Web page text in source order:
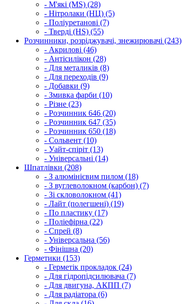
- М'які (MS) (28)
- Нітролаки (НЦ) (5)
- Поліуретанові (7)
- Тверді (HS) (55)
Розчинники, розріджувачі, знежирювачі (243)
- Акрилові (46)
- Антісилікон (28)
- Для металиків (8)
- Для переходів (9)
- Добавки (9)
- Змивка фарби (10)
- Різне (23)
- Розчинник 646 (20)
- Розчинник 647 (35)
- Розчинник 650 (18)
- Сольвент (10)
- Уайт-спіріт (13)
- Універсальні (14)
Шпатлівки (208)
- З алюмінієвим пилом (18)
- З вуглеволокном (карбон) (7)
- Зі скловолокном (41)
- Лайт (полегшені) (19)
- По пластику (17)
- Поліефірна (22)
- Спрей (8)
- Універсальна (56)
- Фінішна (20)
Герметики (153)
- Герметік прокладок (24)
- Для гідропідсилювача (7)
- Для двигуна, АКПП (7)
- Для радіатора (6)